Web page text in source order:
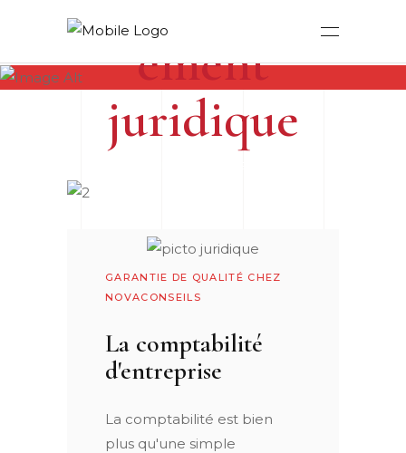
ement
juridique
GARANTIE DE QUALITÉ CHEZ
NOVACONSEILS
La comptabilité
d'entreprise
La comptabilité est bien
plus qu'une simple